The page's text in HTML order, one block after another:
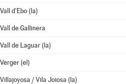
Vall d'Ebo (la)
Vall de Gallinera
Vall de Laguar (la)
Verger (el)
Villajoyosa / Vila Joiosa (la)